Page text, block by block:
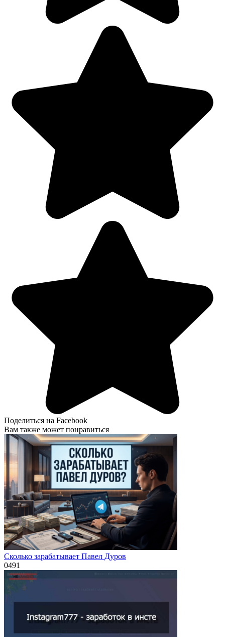
Поделиться на Facebook
Вам также может понравиться
Сколько зарабатывает Павел Дуров
0491